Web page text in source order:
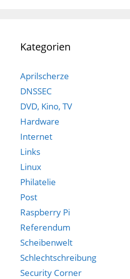
Kategorien
Aprilscherze
DNSSEC
DVD, Kino, TV
Hardware
Internet
Links
Linux
Philatelie
Post
Raspberry Pi
Referendum
Scheibenwelt
Schlechtschreibung
Security Corner